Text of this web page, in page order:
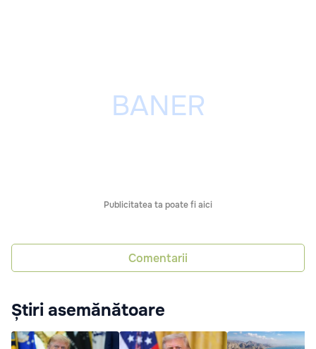
Publicitatea ta poate fi aici
Comentarii
Știri asemănătoare